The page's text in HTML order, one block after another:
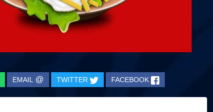
FACEBOOK
TWITTER
@
EMAIL